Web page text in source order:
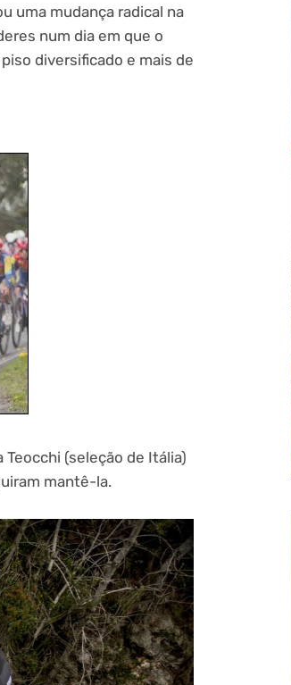
uma mudança radical na
num dia em que o
diversificado e mais de
Teocchi (seleção de Itália)
mantê-la.